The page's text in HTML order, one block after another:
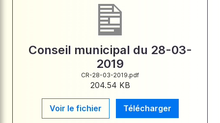
Conseil municipal du 28-03-
2019
CR-28-03-2019.pdf
204.54 KB
Voir le fichier Télécharger